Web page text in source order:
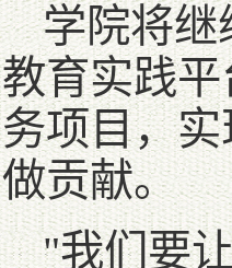
学院将继
教育实践
务项目，
做贡献。
"我们要